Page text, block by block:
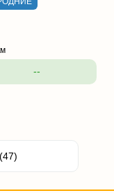
--